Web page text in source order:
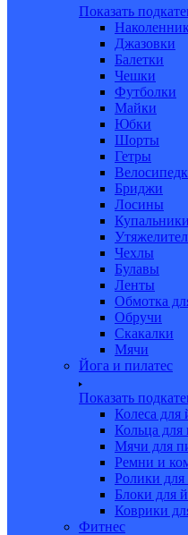
Показать
Джазовки
Балетки
Чешки
Футболки
Майки
Юбки
Шорты
Гетры
Бриджи
Лосины
Купальники
Чехлы
Булавы
Ленты
Обмотка
Обручи
Скакалки
Мячи
Йога и пилатес
Показать
Колеса для
Кольца для
Мячи для
Ремни и
Ролики для
Блоки для
Коврики
Фитнес